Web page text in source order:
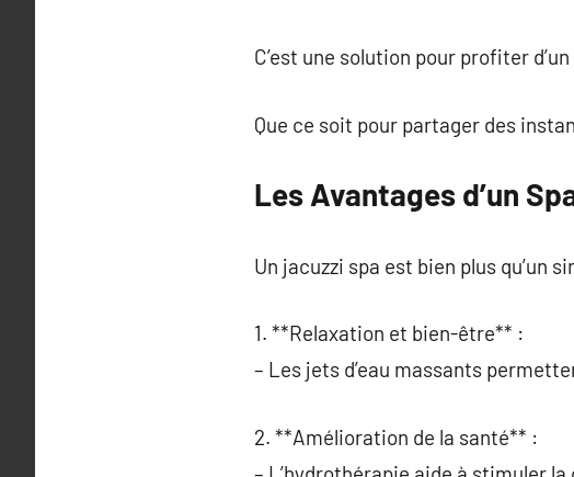
C’est une solution pour profiter
Que ce soit pour partager des
Les Avantages d’un
Un jacuzzi spa est bien plus qu’un
1. **Relaxation et bien-être** :
– Les jets d’eau massants
2. **Amélioration de la santé** :